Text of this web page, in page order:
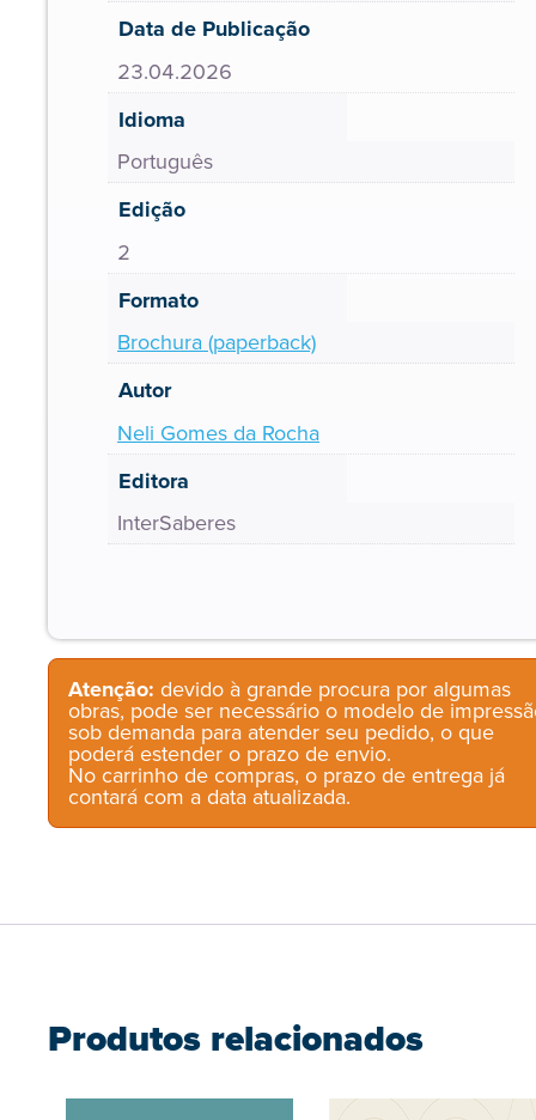
Data de Publicação
23.04.2026
Idioma
Português
Edição
2
Formato
Brochura (paperback)
Autor
Neli Gomes da Rocha
Editora
InterSaberes
Atenção: devido à grande procura por algumas
obras, pode ser necessário o modelo de
sob demanda para atender seu pedido, o que
poderá estender o prazo de envio.
No carrinho de compras, o prazo de entrega já
contará com a data atualizada.
Produtos relacionados